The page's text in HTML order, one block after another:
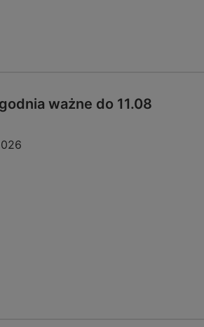
ważne do 11.08